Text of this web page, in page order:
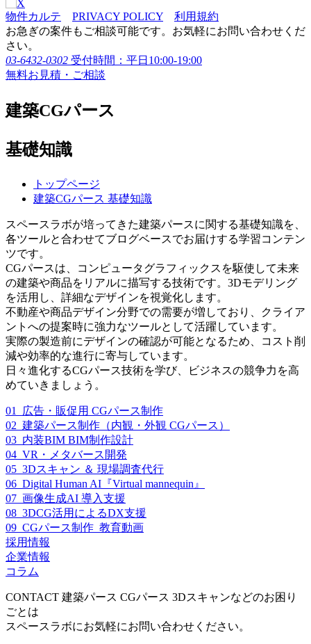
物件カルテ PRIVACY POLICY
利用規約
お急ぎの案件もご相談可能です。お気軽にお問い合わせくだ
さい。
03-6432-0302 受付時間：平日10:00-19:00
無料お見積・ご相談
建築CGパース
基礎知識
トップページ
建築CGパース 基礎知識
スペースラボが培ってきた建築パースに関する基礎知識を、
各ツールと合わせてブログベースでお届けする学習コンテン
ツです。
CGパースは、コンピュータグラフィックスを駆使して未来
の建築や商品をリアルに描写する技術です。3Dモデリング
を活用し、詳細なデザインを視覚化します。
不動産や商品デザイン分野での需要が増しており、クライア
ントへの提案時に強力なツールとして活躍しています。
実際の製造前にデザインの確認が可能となるため、コスト削
減や効率的な進行に寄与しています。
日々進化するCGパース技術を学び、ビジネスの競争力を高
めていきましょう。
01_広告・販促用 CGパース制作
02_建築パース制作（内観・外観 CGパース）
03_内装BIM BIM制作設計
04_VR・メタバース開発
05_3Dスキャン ＆ 現場調査代行
06_Digital Human AI『Virtual mannequin』
07_画像生成AI 導入支援
08_3DCG活用によるDX支援
09_CGパース制作_教育動画
採用情報
企業情報
コラム
CONTACT 建築パース CGパース 3Dスキャンなどのお困り
ごとは
スペースラボにお気軽にお問い合わせください。